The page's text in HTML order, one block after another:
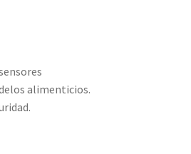
alimenticios.